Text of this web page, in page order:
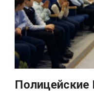
Полицейские